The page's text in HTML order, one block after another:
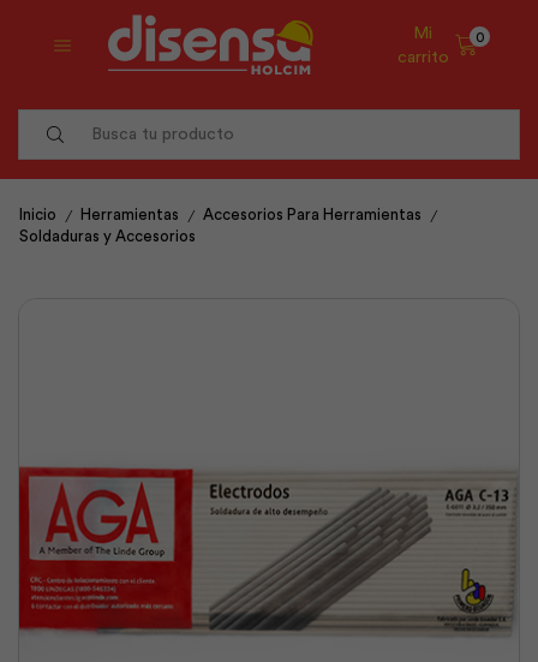
Mi
carrito
0
Inicio / Herramientas / Accesorios Para Herramientas /
Soldaduras y Accesorios